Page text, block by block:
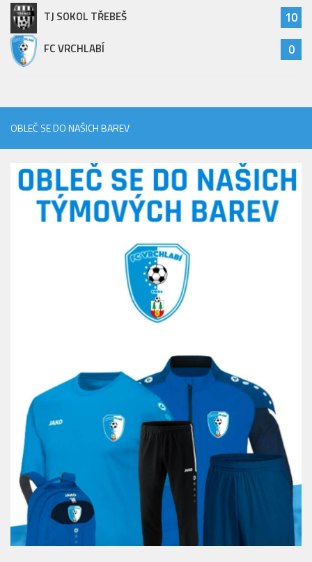
TJ SOKOL TŘEBEŠ 10
FC VRCHLABÍ 0
OBLEČ SE DO NAŠICH BAREV